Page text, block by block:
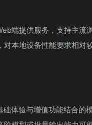
端提供服务，支持主流
对本地设备性能要求相对
础体验与增值功能结合的